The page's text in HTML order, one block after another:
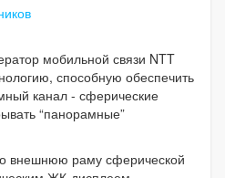
мобильной связи NTT
способную обеспечить
канал - сферические
“панорамные”
внешнюю раму сферической